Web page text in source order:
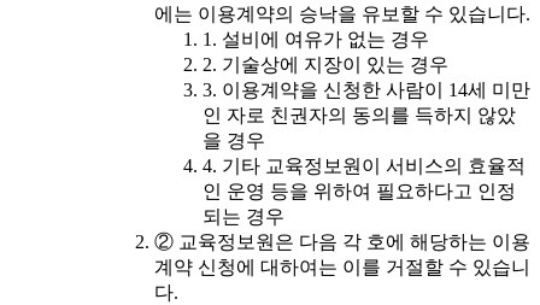
에는 이용계약의 승낙을 유보할 수 있습니다.
1. 설비에 여유가 없는 경우
2. 기술상에 지장이 있는 경우
3. 이용계약을 신청한 사람이 14세 미만
인 자로 친권자의 동의를 득하지 않았
을 경우
4. 기타 교육정보원이 서비스의 효율적
인 운영 등을 위하여 필요하다고 인정
되는 경우
② 교육정보원은 다음 각 호에 해당하는 이용
계약 신청에 대하여는 이를 거절할 수 있습니
다.